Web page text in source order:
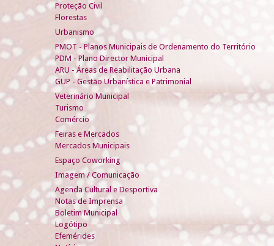
Proteção Civil
Florestas
Urbanismo
PMOT - Planos Municipais de Ordenamento do Território
PDM - Plano Director Municipal
ARU - Áreas de Reabilitação Urbana
GUP - Gestão Urbanística e Patrimonial
Veterinário Municipal
Turismo
Comércio
Feiras e Mercados
Mercados Municipais
Espaço Coworking
Imagem / Comunicação
Agenda Cultural e Desportiva
Notas de Imprensa
Boletim Municipal
Logótipo
Efemérides